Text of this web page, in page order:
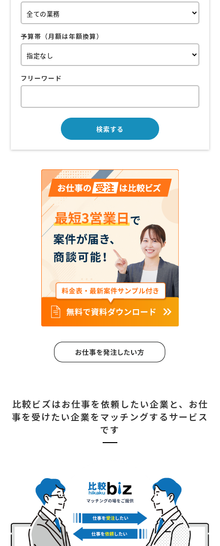
予算帯（月額は年額換算）
フリーワード
比較ビズはお仕事を依頼したい企業と、 お仕
事を受けたい企業をマッチングするサービス
です